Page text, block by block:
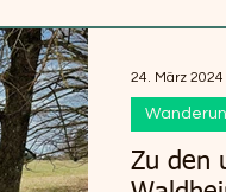
Zu den
24. März 2024